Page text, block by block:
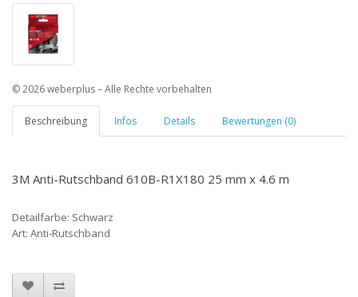
© 2026 weberplus – Alle Rechte vorbehalten
Beschreibung Infos Details Bewertungen (0)
3M Anti-Rutschband 610B-R1X180 25 mm x 4.6 m
Detailfarbe: Schwarz
Art: Anti-Rutschband